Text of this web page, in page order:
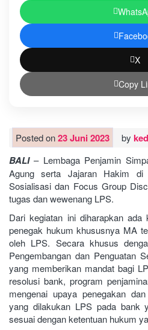
X
Copy
Posted on23 Juni 2023 by
BALI– Lembaga Penjamin
Agung serta Jajaran Hakim di
Sosialisasi dan Focus Group
tugas dan wewenang LPS.
Dari kegiatan ini diharapkan ada
penegak hukum khususnya MA
oleh LPS. Secara khusus
Pengembangan dan Penguatan
yang memberikan mandat bagi
resolusi bank, program
mengenai upaya penegakan
yang dilakukan LPS pada bank
sesuai dengan ketentuan hukum